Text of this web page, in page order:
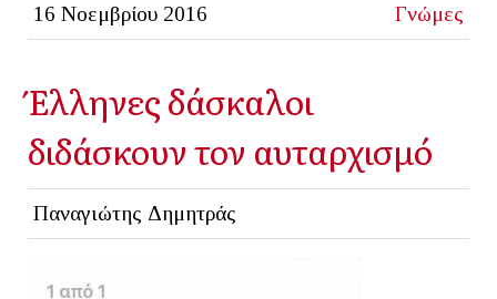
16 Νοεμβρίου 2016 Γνώμες
Έλληνες δάσκαλοι
διδάσκουν τον αυταρχισμό
Παναγιώτης Δημητράς